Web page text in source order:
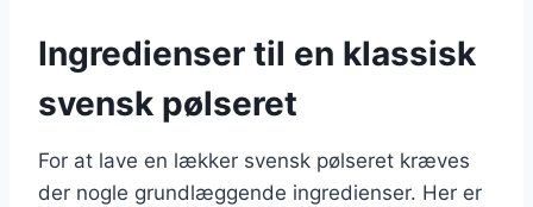
Ingredienser til en klassisk
svensk pølseret
For at lave en lækker svensk pølseret kræves
der nogle grundlæggende ingredienser. Her er